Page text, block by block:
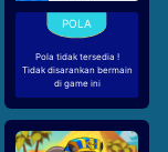
Pola tidak tersedia !
Tidak disarankan bermain
di game ini